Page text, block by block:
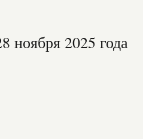
ноября 2025 года